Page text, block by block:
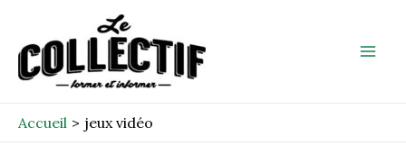
contenu
Accueil jeux vidéo